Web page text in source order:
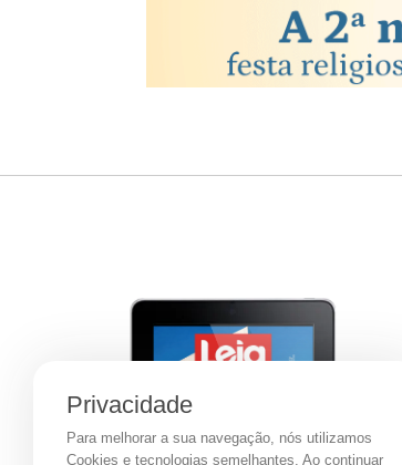
Privacidade
Para melhorar a sua navegação, nós utilizamos
Cookies e tecnologias semelhantes. Ao continuar